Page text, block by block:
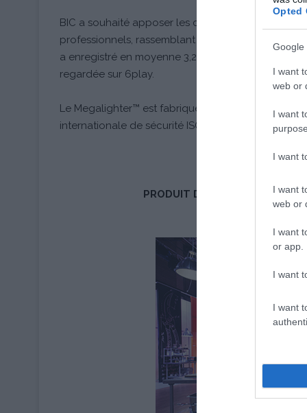
Opted
Google
I want
web or
I want
I want
I want
web or
I want
or app.
I want
I want
BIC a souhaité apposer les couleurs de TOP
professionnels, rassemblant chaque année
a enregistré en moyenne 3,2 millions de
regardée sur 6play.
Le Megalighter™ est fabriqué selon les
internationale de sécurité ISO 22702.
RETROUVEZ
PRODUIT DISPONIBLE EN
PRIX PUBLIC